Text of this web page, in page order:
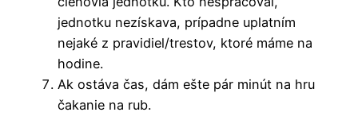
jednotku nezískava, prípadne uplatním
nejaké z pravidiel/trestov, ktoré máme na
hodine.
Ak ostáva čas, dám ešte pár minút na hru
čakanie na rub.